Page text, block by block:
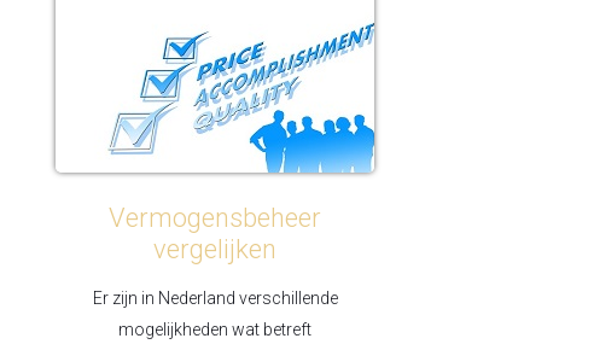
Vermogensbeheer
vergelijken
Er zijn in Nederland verschillende
mogelijkheden wat betreft